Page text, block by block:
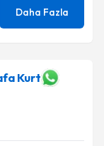
Daha Fazla
Kurt